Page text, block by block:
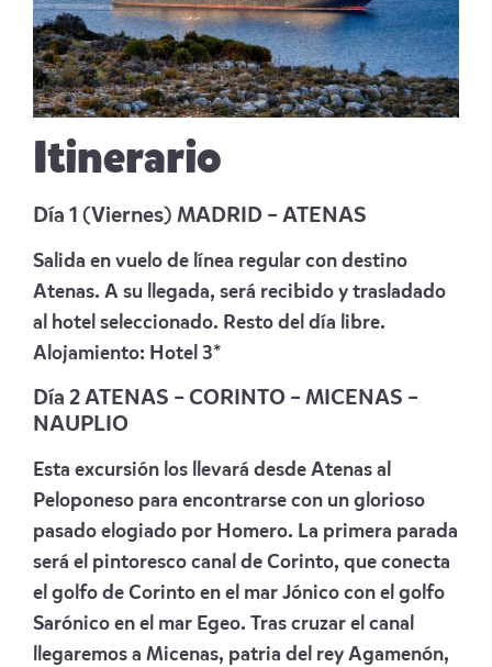
Itinerario
Día 1 (Viernes) MADRID – ATENAS
Salida en vuelo de línea regular con destino
Atenas. A su llegada, será recibido y trasladado
al hotel seleccionado. Resto del día libre.
Alojamiento: Hotel 3*
Día 2 ATENAS – CORINTO – MICENAS –
NAUPLIO
Esta excursión los llevará desde Atenas al
Peloponeso para encontrarse con un glorioso
pasado elogiado por Homero. La primera parada
será el pintoresco canal de Corinto, que conecta
el golfo de Corinto en el mar Jónico con el golfo
Sarónico en el mar Egeo. Tras cruzar el canal
llegaremos a Micenas, patria del rey Agamenón,